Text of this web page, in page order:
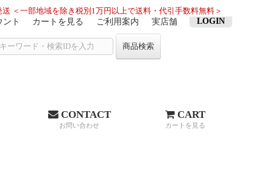
＜一部地域を除き税別1万円以上で送料・代引手数料無料＞
ント カートを見る ご利用案内 実店舗 LOGIN
商品検索
CONTACT
お問い合わせ
CART
カートを見る